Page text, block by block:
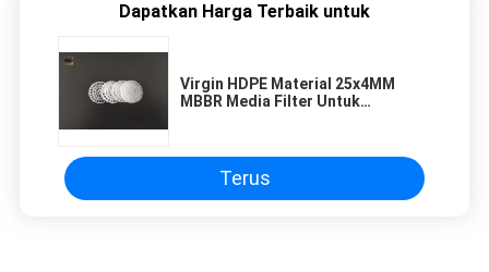
Dapatkan Harga Terbaik untuk
Virgin HDPE Material 25x4MM
MBBR Media Filter Untuk
Terus